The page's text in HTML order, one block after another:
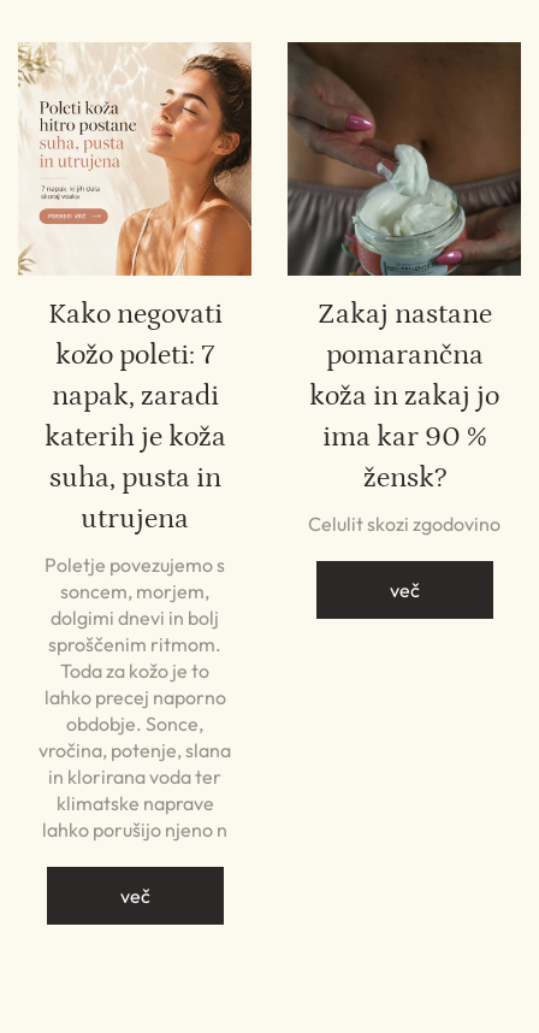
Kako negovati
kožo poleti: 7
napak, zaradi
katerih je koža
suha, pusta in
utrujena
Poletje povezujemo s
soncem, morjem,
dolgimi dnevi in bolj
sproščenim ritmom.
Toda za kožo je to
lahko precej naporno
obdobje. Sonce,
vročina, potenje, slana
in klorirana voda ter
klimatske naprave
lahko porušijo njeno n
več
Zakaj nastane
pomarančna
koža in zakaj jo
ima kar 90 %
žensk?
Celulit skozi zgodovino
več